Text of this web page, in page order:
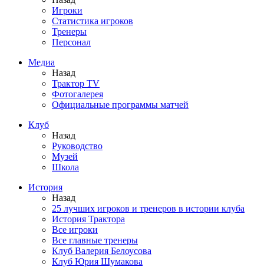
Игроки
Статистика игроков
Тренеры
Персонал
Медиа
Назад
Трактор TV
Фотогалерея
Официальные программы матчей
Клуб
Назад
Руководство
Музей
Школа
История
Назад
25 лучших игроков и тренеров в истории клуба
История Трактора
Все игроки
Все главные тренеры
Клуб Валерия Белоусова
Клуб Юрия Шумакова